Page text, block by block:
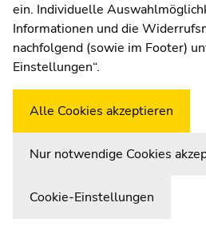
WetterstationUni Graz
ein. Individuelle
Informationen und die
nachfolgend (sowie im Footer)
Einstellungen“.
Alle Cookies akzeptieren
Nur notwendige Cookies
Cookie-Einstellungen